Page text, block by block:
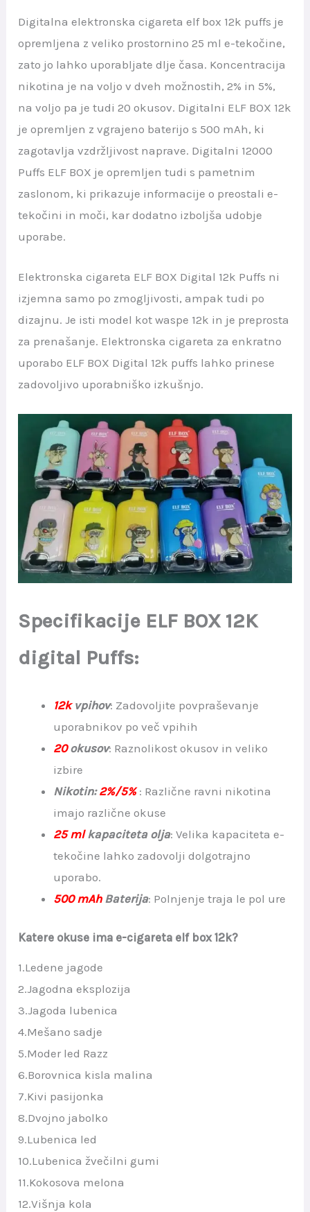
Digitalna elektronska cigareta elf box 12k puffs je
opremljena z veliko prostornino 25 ml e-tekočine,
zato jo lahko uporabljate dlje časa. Koncentracija
nikotina je na voljo v dveh možnostih, 2% in 5%,
na voljo pa je tudi 20 okusov. Digitalni ELF BOX 12k
je opremljen z vgrajeno baterijo s 500 mAh, ki
zagotavlja vzdržljivost naprave. Digitalni 12000
Puffs ELF BOX je opremljen tudi s pametnim
zaslonom, ki prikazuje informacije o preostali e-
tekočini in moči, kar dodatno izboljša udobje
uporabe.
Elektronska cigareta ELF BOX Digital 12k Puffs ni
izjemna samo po zmogljivosti, ampak tudi po
dizajnu. Je isti model kot waspe 12k in je preprosta
za prenašanje. Elektronska cigareta za enkratno
uporabo ELF BOX Digital 12k puffs lahko prinese
zadovoljivo uporabniško izkušnjo.
Specifikacije ELF BOX 12K
digital Puffs:
12kvpihov: Zadovoljite povpraševanje
uporabnikov po več vpihih
20okusov: Raznolikost okusov in veliko
izbire
Nikotin:2%/5% : Različne ravni nikotina
imajo različne okuse
25 mlkapaciteta olja: Velika kapaciteta e-
tekočine lahko zadovolji dolgotrajno
uporabo.
500 mAhBaterija: Polnjenje traja le pol ure
Katere okuse ima e-cigareta elf box 12k?
1.Ledene jagode
2.Jagodna eksplozija
3.Jagoda lubenica
4.Mešano sadje
5.Moder led Razz
6.Borovnica kisla malina
7.Kivi pasijonka
8.Dvojno jabolko
9.Lubenica led
10.Lubenica žvečilni gumi
11.Kokosova melona
12.Višnja kola